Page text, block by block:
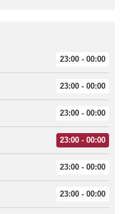
23:00 - 00:00
23:00 - 00:00
23:00 - 00:00
23:00 - 00:00
23:00 - 00:00
23:00 - 00:00